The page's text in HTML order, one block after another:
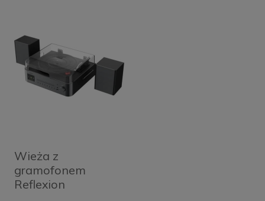
Wieża z
gramofonem
Reflexion